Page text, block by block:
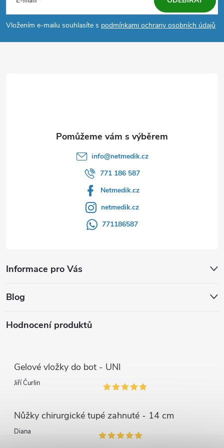
p
a
Vložením e-mailu souhlasíte s podmínkami ochrany osobních údajů
Informace pro Vás
info@netmedik.cz
771 186 587
Netmedik.cz
netmedik.cz
771186587
Blog
Hodnocení produktů
Gelové vložky do bot - UNI
Jiří Čurlin
Nůžky chirurgické tupé zahnuté - 14 cm
Diana